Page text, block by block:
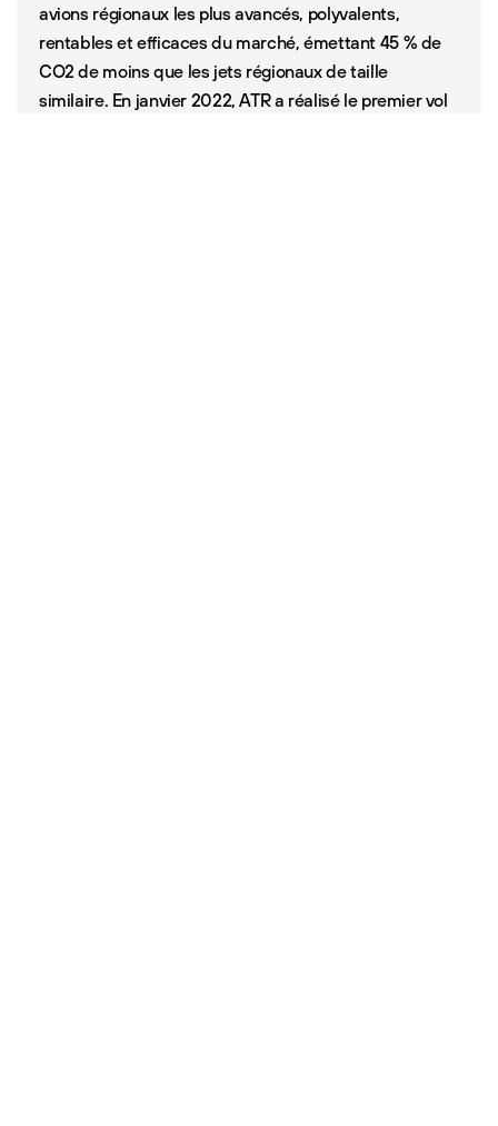
avions régionaux les plus avancés, polyvalents,
rentables et efficaces du marché, émettant 45 % de
CO2 de moins que les jets régionaux de taille
similaire. En janvier 2022, ATR a réalisé le premier vol